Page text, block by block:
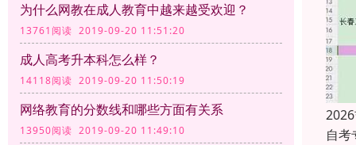
为什么网教在成人教育中越来越受欢迎？
13761阅读 2019-09-20 11:51:20
成人高考升本科怎么样？
14118阅读 2019-09-20 11:50:19
网络教育的分数线和哪些方面有关系
13950阅读 2019-09-20 11:49:10
自